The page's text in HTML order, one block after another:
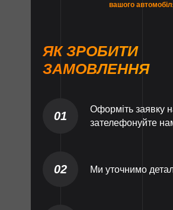
вашого
ЯК ЗРОБИТИ
ЗАМОВЛЕННЯ
01
Оформіть заявку
зателефонуйте
02 Ми уточнимо